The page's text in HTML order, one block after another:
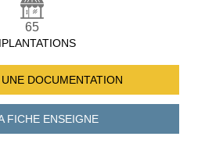
65
DOCUMENTATION
FICHEENSEIGNE